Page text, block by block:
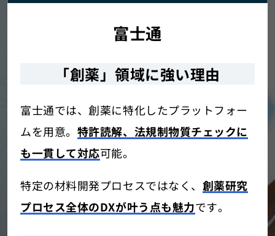
富士通
「創薬」領域に強い理由
富士通では、創薬に特化したプラットフォー
ムを用意。 特許読解、法規制物質チェックに
も一貫して対応可能。
特定の材料開発プロセスではなく、 創薬研究
プロセス全体のDXが叶う点も魅力です。